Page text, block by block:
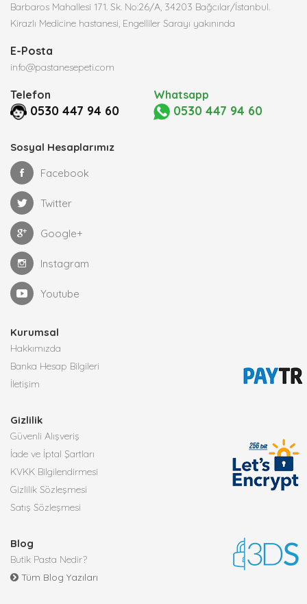
Barbaros Mahallesi 171. Sk. No:26/A, 34203 Bağcılar/İstanbul.
Kirazlı Medicine hastanesi, Engelliler Sarayı yakınında
E-Posta
info@pastanesepeti.com
Telefon
0530 447 94 60
Whatsapp
0530 447 94 60
Sosyal Hesaplarımız
Facebook
Twitter
Google+
Instagram
Youtube
Kurumsal
Hakkımızda
Banka Hesap Bilgileri
İletişim
Gizlilik
Güvenli Alışveriş
İade ve İptal Şartları
KVKK Bilgilendirmesi
Gizlilik Sözleşmesi
Satış Sözleşmesi
Blog
Butik Pasta Nedir?
Tüm Blog Yazıları